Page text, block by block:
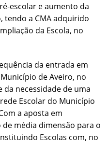
escolar e aumento da
tendo a CMA adquirido
da Escola, no
da entrada em
de Aveiro, no
necessidade de uma
Escolar do Município
a aposta em
média dimensão para o
Escolas com, no